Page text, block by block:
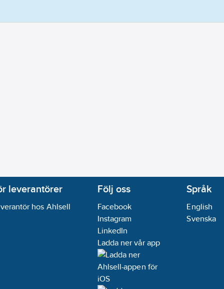
leverantörer
hos Ahlsell
Följ oss
Facebook
Instagram
LinkedIn
Ladda ner vår app
Språk
English
Svenska